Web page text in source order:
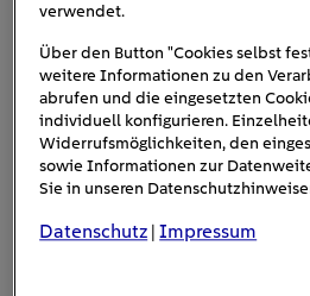
Platz im Kofferraum. ©Stellantis
verwendet.
Über den Button "Cookies selbst
weitere Informationen zu den
abrufen und die eingesetzten
individuell konfigurieren.
Widerrufsmöglichkeiten, den
sowie Informationen zur
Sie in unseren
Datenschutz |Impressum